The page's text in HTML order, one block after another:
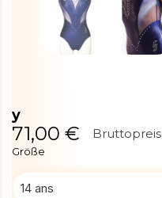
y
71,00 € Bruttopreis
Größe